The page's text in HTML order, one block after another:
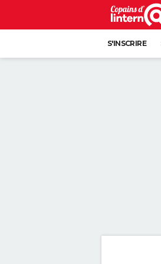
S'INSCRIRE